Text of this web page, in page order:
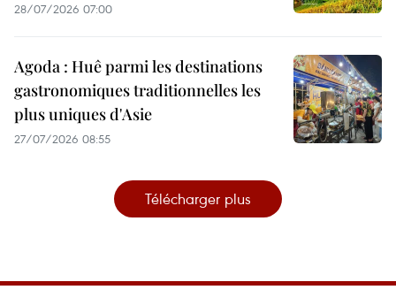
28/07/2026 07:00
Agoda : Huê parmi les destinations
gastronomiques traditionnelles les
plus uniques d'Asie
27/07/2026 08:55
Télécharger plus